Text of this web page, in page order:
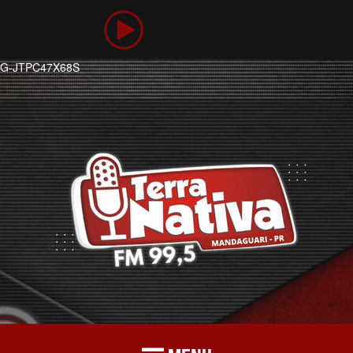
G-JTPC47X68S